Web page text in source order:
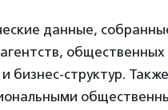
данные,
общественных
бизнес-структур.